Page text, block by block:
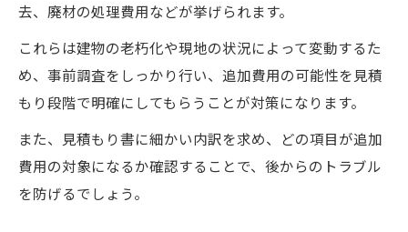
去、廃材の処理費用などが挙げられます。
これらは建物の老朽化や現地の状況によって変動するた
め、事前調査をしっかり行い、追加費用の可能性を見積
もり段階で明確にしてもらうことが対策になります。
また、見積もり書に細かい内訳を求め、どの項目が追加
費用の対象になるか確認することで、後からのトラブル
を防げるでしょう。